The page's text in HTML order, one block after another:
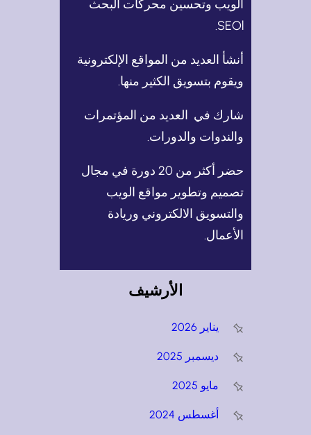
الويب وتحسين محركات البحث
SEOl.
أنشأ العديد من المواقع الإلكترونية
ويقوم بتسويق الكثير منها.
شارك في العديد من المؤتمرات
والندوات والدورات.
حضر أكثر من 20 دورة في مجال
تصميم وتطوير مواقع الويب
والتسويق الالكتروني وريادة
الأعمال.
الأرشيف
يناير 2026
ديسمبر 2025
مايو 2025
أغسطس 2024